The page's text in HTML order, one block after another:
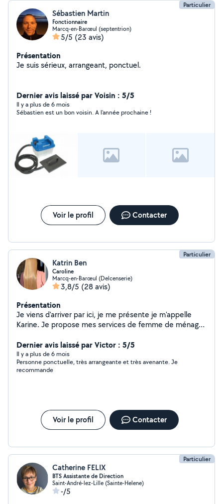
Particulier
Sébastien Martin
Fonctionnaire
Marcq-en-Barœul (septentrion)
5/5 (23 avis)
Présentation
Je suis sérieux, arrangeant, ponctuel.
Dernier avis laissé par Voisin : 5/5
Il y a plus de 6 mois
Sébastien est un bon voisin. A l'année prochaine !
Voir le profil Contacter
Particulier
Katrin Ben
Caroline
Marcq-en-Barœul (Delcenserie)
3,8/5 (28 avis)
Présentation
Je viens d'arriver par ici, je me présente je m'appelle
Karine. Je propose mes services de femme de ménage
disponible, flexible et sérieuse N'hésitez pas à me
contacter pour plus d'informations.
Dernier avis laissé par Victor : 5/5
Il y a plus de 6 mois
Personne ponctuelle, très arrangeante et très avenante. Je
recommande
Voir le profil Contacter
Particulier
Catherine FELIX
BTS Assistante de Direction
Saint-André-lez-Lille (Sainte-Helene)
-/5